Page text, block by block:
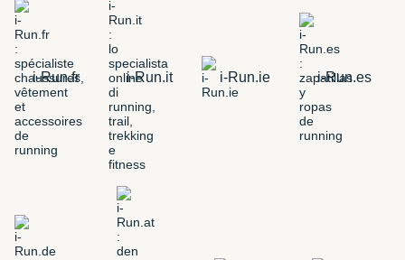
i-Run.fr i-Run.it i-Run.ie i-Run.es